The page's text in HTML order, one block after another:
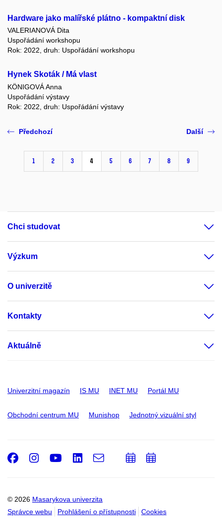
Hardware jako malířské plátno - kompaktní disk
VALERIANOVÁ Dita
Uspořádání workshopu
Rok: 2022, druh: Uspořádání workshopu
Hynek Skoták / Má vlast
KÖNIGOVÁ Anna
Uspořádání výstavy
Rok: 2022, druh: Uspořádání výstavy
Předchozí
1 2 3 4 5 6 7 8 9
Další
Chci studovat
Výzkum
O univerzitě
Kontakty
Aktuálně
Univerzitní magazín IS MU INET MU Portál MU
Obchodní centrum MU Munishop Jednotný vizuální styl
© 2026 Masarykova univerzita
Správce webu
Prohlášení o přístupnosti Cookies
Facebook
Instagram
Youtube
LinkedIn
e-
Email
PřidatPřidat